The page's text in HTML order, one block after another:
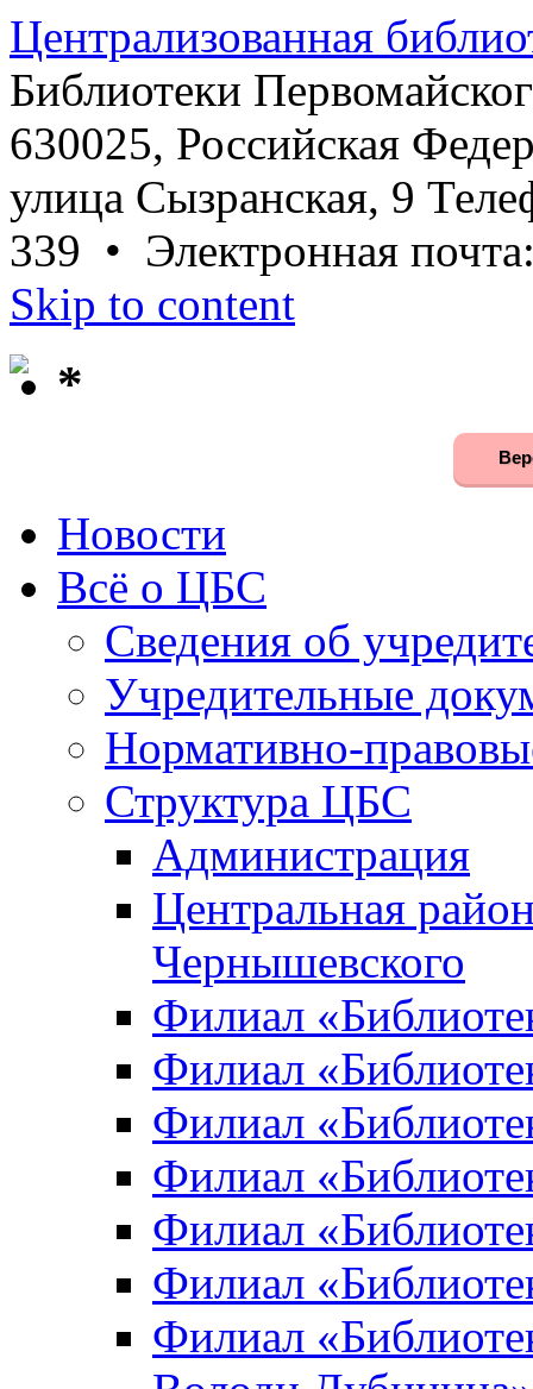
Централизованная
Библиотеки
630025, Российская
улица Сызранская, 9
339 • Электронная
Skip to content
*
Новости
Всё о ЦБС
Сведения об
Учредительные
Нормативно-
Структура ЦБС
Администрация
Центральная
Чернышевского
Филиал
Филиал
Филиал
Филиал
Филиал
Филиал
Филиал